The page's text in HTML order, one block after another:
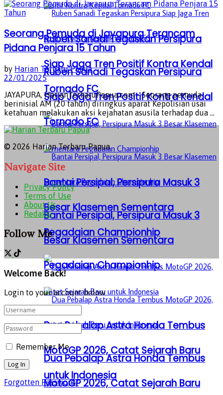
Ruben Sanadi Tegaskan Persipura
Siap Jaga Tren Positif Kontra Kendal
Tornado FC
Bantai Persipal, Persipura Masuk 3
Besar Klasemen Sementara
Pegadaian Championhip
Dua Pebalap Astra Honda Tembus
MotoGP 2026, Catat Sejarah Baru
untuk Indonesia
Ruben Sanadi Tegaskan Persipura
Siap Jaga Tren Positif Kontra Kendal
Tornado FC
Bantai Persipal, Persipura Masuk 3
Besar Klasemen Sementara
Pegadaian Championhip
Dua Pebalap Astra Honda Tembus
MotoGP 2026, Catat Sejarah Baru
Seorang Pemuda di Jayapura Terancam
Pidana Penjara 15 Tahun
by Harian Terbaru Papua
22/01/2025
JAYAPURA, HarianTerbaruPapua.com - Seorang pemuda
berinisial AM (20 tahun) diringkus aparat Kepolisian usai
ketahuan melakukan aksi kejahatan asusila terhadap dua ...
© 2026 Harian Terbaru Papua
Navigate Site
Privacy Policy
Terms of Use
About Us
Redaksi
Follow Me
Welcome Back!
Login to your account below
Remember Me
Forgotten Password?